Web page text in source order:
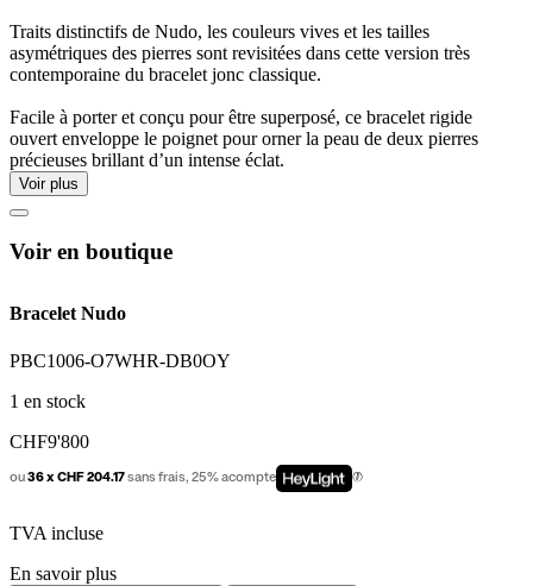
Traits distinctifs de Nudo, les couleurs vives et les tailles
asymétriques des pierres sont revisitées dans cette version très
contemporaine du bracelet jonc classique.
Facile à porter et conçu pour être superposé, ce bracelet rigide
ouvert enveloppe le poignet pour orner la peau de deux pierres
précieuses brillant d’un intense éclat.
Voir plus
Voir en boutique
Bracelet Nudo
PBC1006-O7WHR-DB0OY
1 en stock
CHF9'800
ou36 x CHF 204.17sans frais, 25% acompte
TVA incluse
En savoir plus